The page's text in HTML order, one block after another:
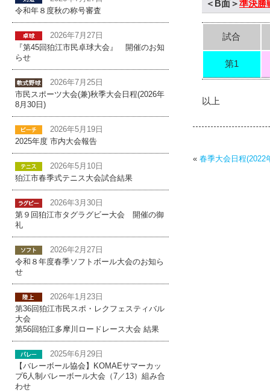
＜B面＞準決勝
試合
第1
以上
« 春季大会日程(2022
令和年８度秋の称号審査
2026年7月27日
『第45回狛江市民卓球大会』 開催のお知
らせ
2026年7月25日
市民スポーツ大会(兼)秋季大会日程(2026年
8月30日)
2026年5月19日
2025年度 市内大会報告
2026年5月10日
狛江市春季式テニス大会試合結果
2026年3月30日
第９回狛江市タグラグビー大会 開催の御
礼
2026年2月27日
令和８年度春季ソフトボール大会のお知ら
せ
2026年1月23日
第36回狛江市民スポ・レクフェスティバル
大会
第56回狛江多摩川ロードレース大会 結果
2025年6月29日
【バレーボール協会】KOMAEサマーカッ
プ6人制バレーボール大会（7／13）組み合
わせ